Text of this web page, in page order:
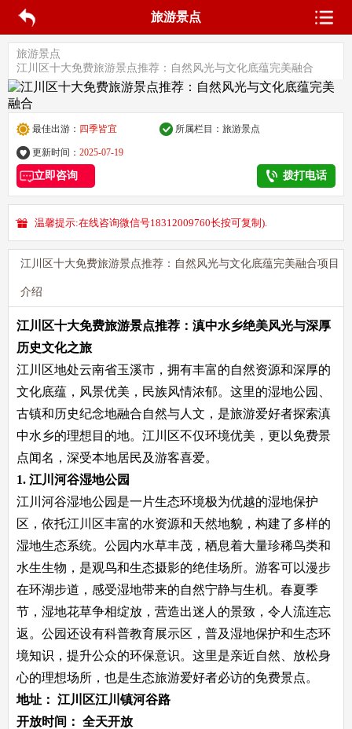
旅游景点
旅游景点
江川区十大免费旅游景点推荐：自然风光与文化底蕴完美融合
最佳出游： 四季皆宜 所属栏目：旅游景点
更新时间： 2025-07-19
立即咨询 拨打电话
温馨提示:在线咨询微信号18312009760长按可复制).
江川区十大免费旅游景点推荐：自然风光与文化底蕴完美融合项目
介绍
江川区十大免费旅游景点推荐：滇中水乡绝美风光与深厚
历史文化之旅
江川区地处云南省玉溪市，拥有丰富的自然资源和深厚的
文化底蕴，风景优美，民族风情浓郁。这里的湿地公园、
古镇和历史纪念地融合自然与人文，是旅游爱好者探索滇
中水乡的理想目的地。江川区不仅环境优美，更以免费景
点闻名，深受本地居民及游客喜爱。
1. 江川河谷湿地公园
江川河谷湿地公园是一片生态环境极为优越的湿地保护
区，依托江川区丰富的水资源和天然地貌，构建了多样的
湿地生态系统。公园内水草丰茂，栖息着大量珍稀鸟类和
水生生物，是观鸟和生态摄影的绝佳场所。游客可以漫步
在环湖步道，感受湿地带来的自然宁静与生机。春夏季
节，湿地花草争相绽放，营造出迷人的景致，令人流连忘
返。公园还设有科普教育展示区，普及湿地保护和生态环
境知识，提升公众的环保意识。这里是亲近自然、放松身
心的理想场所，也是生态旅游爱好者必访的免费景点。
地址： 江川区江川镇河谷路
开放时间： 全天开放